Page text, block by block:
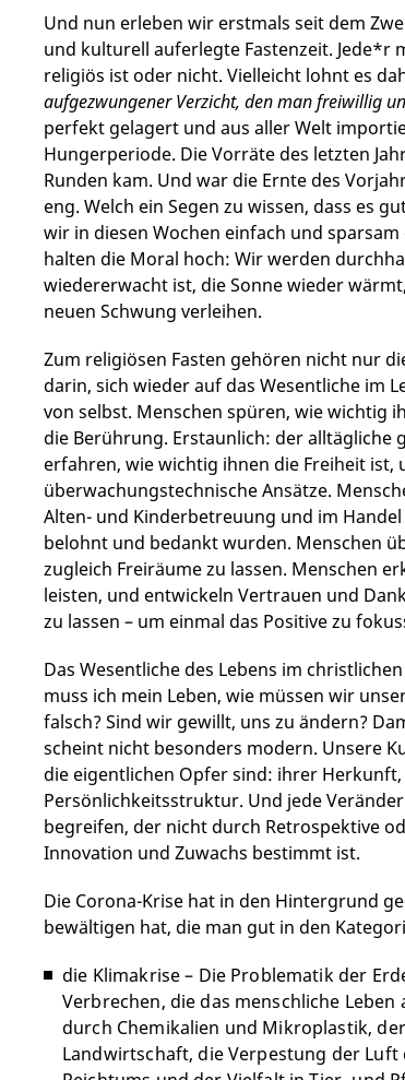
Und nun erleben wir erstmals seit dem
und kulturell auferlegte Fastenzeit. Jede*r
religiös ist oder nicht. Vielleicht lohnt es
aufgezwungener Verzicht, den man freiwillig
perfekt gelagert und aus aller Welt
Hungerperiode. Die Vorräte des letzten
Runden kam. Und war die Ernte des
eng. Welch ein Segen zu wissen, dass es
wir in diesen Wochen einfach und
halten die Moral hoch: Wir werden
wiedererwacht ist, die Sonne wieder
neuen Schwung verleihen.
Zum religiösen Fasten gehören nicht nur
darin, sich wieder auf das Wesentliche im
von selbst. Menschen spüren, wie wichtig
die Berührung. Erstaunlich: der
erfahren, wie wichtig ihnen die Freiheit
überwachungs­technische Ansätze.
Alten- und Kinderbetreuung und im
belohnt und bedankt wurden. Menschen
zugleich Freiräume zu lassen. Menschen
leisten, und entwickeln Vertrauen und
zu lassen – um einmal das Positive zu
Das Wesentliche des Lebens im
muss ich mein Leben, wie müssen wir
falsch? Sind wir gewillt, uns zu ändern?
scheint nicht besonders modern. Unsere
die eigentlichen Opfer sind: ihrer
Persönlichkeitsstruktur. Und jede
begreifen, der nicht durch Retrospektive
Innovation und Zuwachs bestimmt ist.
Die Corona-Krise hat in den Hintergrund
bewältigen hat, die man gut in den
die Klimakrise – Die Problematik der
Verbrechen, die das menschliche
durch Chemikalien und Mikroplastik,
Landwirtschaft, die Verpestung der